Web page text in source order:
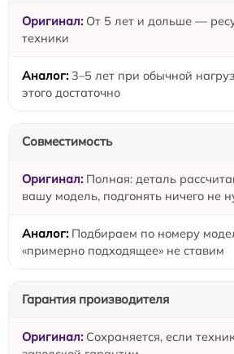
От 5 лет и дольше —
техники
3–5 лет при обычной
этого достаточно
Совместимость
Полная: деталь
вашу модель, подгонять ничего не
Подбираем по номеру
«примерно подходящее» не ставим
Гарантия производителя
Сохраняется, если